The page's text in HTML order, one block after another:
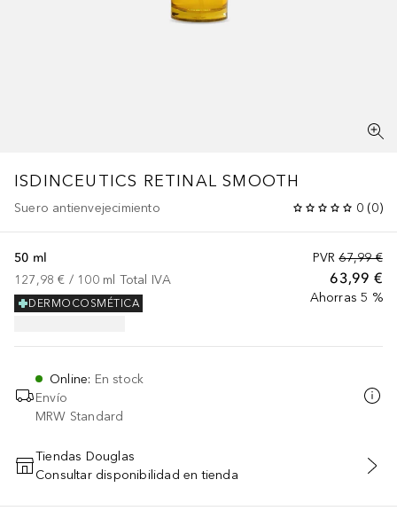
ISDINCEUTICS RETINAL SMOOTH
Suero antienvejecimiento 0 (0)
PVR 67,99 €
63,99 €
Ahorras 5 %
50 ml
127,98 € / 100 ml Total IVA
DERMOCOSMÉTICA
Online: En stock
Envío
MRW Standard
AÑADIR AL CARRITO
Tiendas Douglas
Consultar disponibilidad en tienda